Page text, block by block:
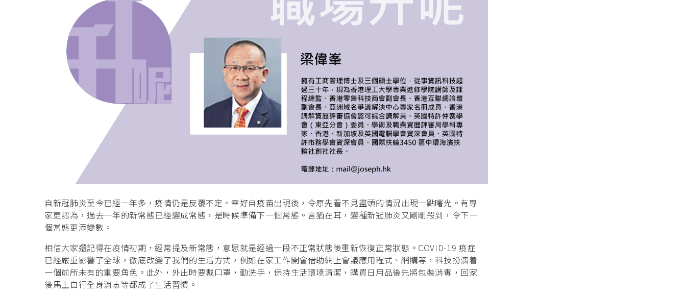
自新冠肺炎至今已經一年多，疫情仍是反覆不定。幸好自疫苗出現後，令原先看不見盡頭的情況出現一點曙光。有專
家更認為，過去一年的新常態已經變成常態，是時候準備下一個常態。言猶在耳，變種新冠肺炎又剛剛殺到，令下一
個常態更添變數。
相信大家還記得在疫情初期，經常提及新常態，意思就是經過一段不正常狀態後重新恢復正常狀態。COVID-19 疫症
已經嚴重影響了全球，徹底改變了我們的生活方式，例如在家工作開會借助網上會議應用程式、網購等，科技扮演着
一個前所未有的重要角色。此外，外出時要戴口罩，勤洗手，保持生活環境清潔，購買日用品後先將包裝消毒，回家
後馬上自行全身消毒等都成了生活習慣。